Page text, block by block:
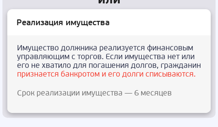
Реализация имущества
Имущество должника реализуется финансовым
управляющим с торгов. Если имущества нет или
его не хватило для погашения долгов, гражданин
признается банкротом и его долги списываются.
Срок реализации имущества — 6 месяцев